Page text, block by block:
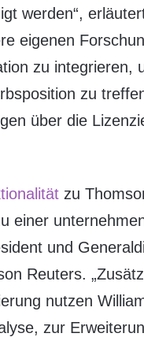
werden“,
eigenen
zu integrieren,
zu
über die
zu
einer
und
Reuters.
nutzen
zur